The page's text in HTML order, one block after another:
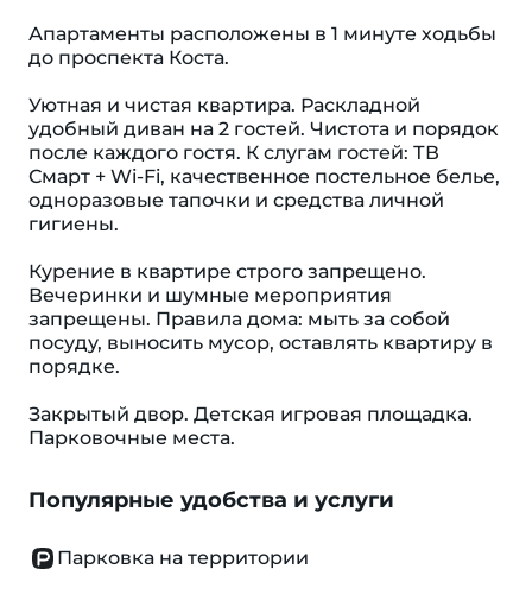
Апартаменты расположены в 1 минуте ходьбы
до проспекта Коста.
Уютная и чистая квартира. Раскладной
удобный диван на 2 гостей. Чистота и порядок
после каждого гостя. К слугам гостей: ТВ
Смарт + Wi-Fi, качественное постельное белье,
одноразовые тапочки и средства личной
гигиены.
Курение в квартире строго запрещено.
Вечеринки и шумные мероприятия
запрещены. Правила дома: мыть за собой
посуду, выносить мусор, оставлять квартиру в
порядке.
Закрытый двор. Детская игровая площадка.
Парковочные места.
Популярные удобства и услуги
Парковка на территории